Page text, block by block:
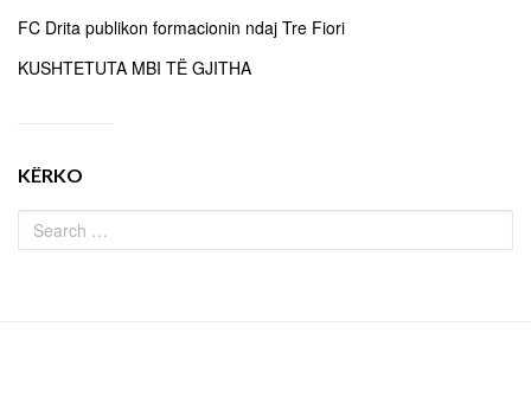
FC Drita publikon formacionin ndaj Tre Fiori
KUSHTETUTA MBI TË GJITHA
KËRKO